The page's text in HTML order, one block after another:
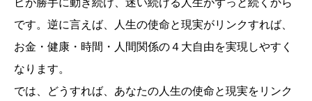
ビが勝手に動き続け、迷い続ける人生がずっと続くから
です。逆に言えば、人生の使命と現実がリンクすれば、
お金・健康・時間・人間関係の４大自由を実現しやすく
なります。
では、どうすれば、あなたの人生の使命と現実をリンク